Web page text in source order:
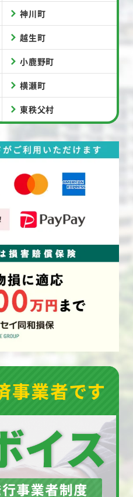
神川町
越生町
小鹿野町
横瀬町
東秩父村